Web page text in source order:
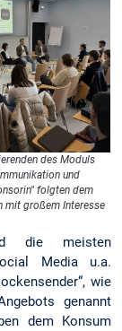
des Moduls
und
folgten dem
mit großem Interesse
die meisten
Media u.a.
wie
genannt
dem Konsum